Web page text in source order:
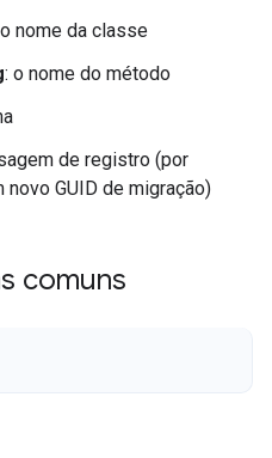
nome da classe
: o nome do método
de registro (por
novo GUID de migração)
comuns